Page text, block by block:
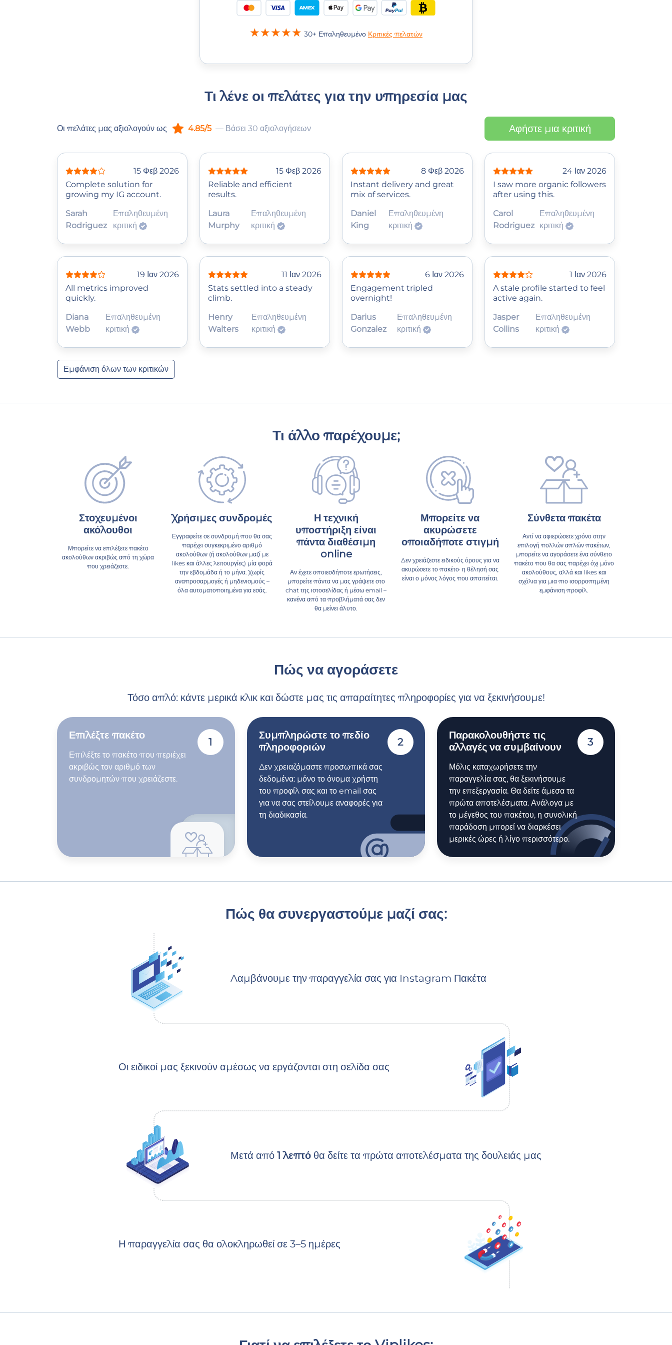
30+ Επαληθευμένο Κριτικές πελατών
Τι λένε οι πελάτες για την υπηρεσία μας
Οι πελάτες μας αξιολογούν ως 4.85/5 — Βάσει 30 αξιολογήσεων Αφήστε μια κριτική
15 Φεβ 2026
Complete solution for
growing my IG account.
Sarah
Rodriguez
Επαληθευμένη
κριτική
15 Φεβ 2026
Reliable and efficient
results.
Laura
Murphy
Επαληθευμένη
κριτική
8 Φεβ 2026
Instant delivery and great
mix of services.
Daniel
King
Επαληθευμένη
κριτική
24 Ιαν 2026
I saw more organic followers
after using this.
Carol
Rodriguez
Επαληθευμένη
κριτική
19 Ιαν 2026
All metrics improved
quickly.
Diana
Webb
Επαληθευμένη
κριτική
11 Ιαν 2026
Stats settled into a steady
climb.
Henry
Walters
Επαληθευμένη
κριτική
6 Ιαν 2026
Engagement tripled
overnight!
Darius
Gonzalez
Επαληθευμένη
κριτική
1 Ιαν 2026
A stale profile started to feel
active again.
Jasper
Collins
Επαληθευμένη
κριτική
Εμφάνιση όλων των κριτικών
Τι άλλο παρέχουμε;
Στοχευμένοι
ακόλουθοι
Μπορείτε να επιλέξετε πακέτο
ακολούθων ακριβώς από τη χώρα
που χρειάζεστε.
Χρήσιμες συνδρομές
Εγγραφείτε σε συνδρομή που θα σας
παρέχει συγκεκριμένο αριθμό
ακολούθων (ή ακολούθων μαζί με
likes και άλλες λειτουργίες) μία φορά
την εβδομάδα ή το μήνα. Χωρίς
αναπροσαρμογές ή μηδενισμούς –
όλα αυτοματοποιημένα για εσάς.
Η τεχνική
υποστήριξη είναι
πάντα διαθέσιμη
online
Αν έχετε οποιεσδήποτε ερωτήσεις,
μπορείτε πάντα να μας γράψετε στο
chat της ιστοσελίδας ή μέσω email –
κανένα από τα προβλήματά σας δεν
θα μείνει άλυτο.
Μπορείτε να
ακυρώσετε
οποιαδήποτε στιγμή
Δεν χρειάζεστε ειδικούς όρους για να
ακυρώσετε το πακέτο· η θέλησή σας
είναι ο μόνος λόγος που απαιτείται.
Σύνθετα πακέτα
Αντί να αφιερώσετε χρόνο στην
επιλογή πολλών απλών πακέτων,
μπορείτε να αγοράσετε ένα σύνθετο
πακέτο που θα σας παρέχει όχι μόνο
ακολούθους, αλλά και likes και
σχόλια για μια πιο ισορροπημένη
εμφάνιση προφίλ.
Πώς να αγοράσετε
Τόσο απλό: κάντε μερικά κλικ και δώστε μας τις απαραίτητες πληροφορίες για να ξεκινήσουμε!
Επιλέξτε πακέτο
Επιλέξτε το πακέτο που περιέχει
ακριβώς τον αριθμό των
συνδρομητών που χρειάζεστε.
1
Συμπληρώστε το πεδίο
πληροφοριών
Δεν χρειαζόμαστε προσωπικά σας
δεδομένα: μόνο το όνομα χρήστη
του προφίλ σας και το email σας
για να σας στείλουμε αναφορές για
τη διαδικασία.
2
Παρακολουθήστε τις
αλλαγές να συμβαίνουν
Μόλις καταχωρήσετε την
παραγγελία σας, θα ξεκινήσουμε
την επεξεργασία. Θα δείτε άμεσα τα
πρώτα αποτελέσματα. Ανάλογα με
το μέγεθος του πακέτου, η συνολική
παράδοση μπορεί να διαρκέσει
μερικές ώρες ή λίγο περισσότερο.
3
Πώς θα συνεργαστούμε μαζί σας:
Λαμβάνουμε την παραγγελία σας για Instagram Πακέτα
Οι ειδικοί μας ξεκινούν αμέσως να εργάζονται στη σελίδα σας
Μετά από 1 λεπτόθα δείτε τα πρώτα αποτελέσματα της δουλειάς μας
Η παραγγελία σας θα ολοκληρωθεί σε 3–5 ημέρες